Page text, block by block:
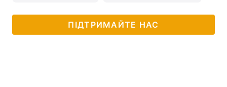
ПІДТРИМАЙТЕ НАС